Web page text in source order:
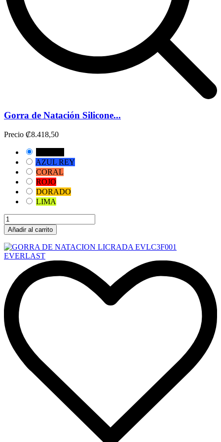
Gorra de Natación Silicone...
Precio ₡8.418,50
AZUL REY
CORAL
ROJO
DORADO
LIMA
Añadir al carrito